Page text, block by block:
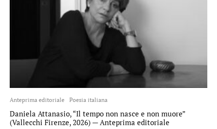
Anteprima editoriale Poesia italiana
Daniela Attanasio, “Il tempo non nasce e non muore”
(Vallecchi Firenze, 2026) — Anteprima editoriale